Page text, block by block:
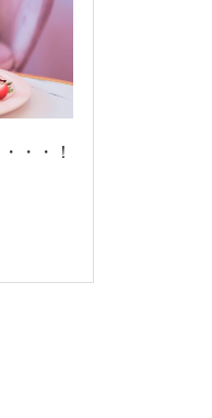
・・！